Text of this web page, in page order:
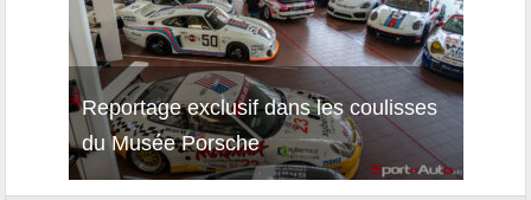
Reportage exclusif dans les coulisses
du Musée Porsche